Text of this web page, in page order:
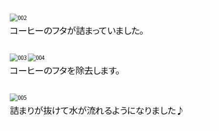
対応エリア
コーヒーのフタが詰まっていました。
コーヒーのフタを除去します。
詰まりが抜けて水が流れるようになりました♪